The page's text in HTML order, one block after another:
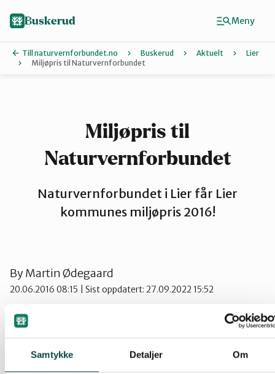
Samtykke Detaljer Om
Hallingdal
Hole og Ringerike
Lier
Numedal
Buskerud
Till naturvernforbundet.no Buskerud Aktuelt
Lier
Miljøpris til Naturvernforbundet
Miljøpris til
Naturvernforbundet
Naturvernforbundet i Lier får Lier
kommunes miljøpris 2016!
ByMartin Ødegaard
20.06.2016 08:15 | Sist oppdatert: 27.09.2022 15:52
Juryens begrunnelse: Juryen mener at
Naturvernforbundet i Lier gjør en veldig viktig jobb